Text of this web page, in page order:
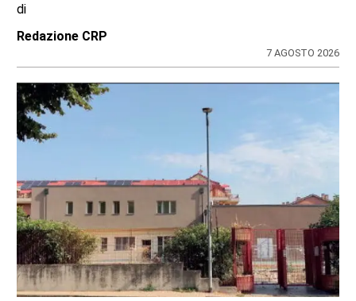
di
Redazione CRP
7 AGOSTO 2026